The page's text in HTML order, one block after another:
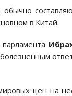
обычно
в Китай.
цен на